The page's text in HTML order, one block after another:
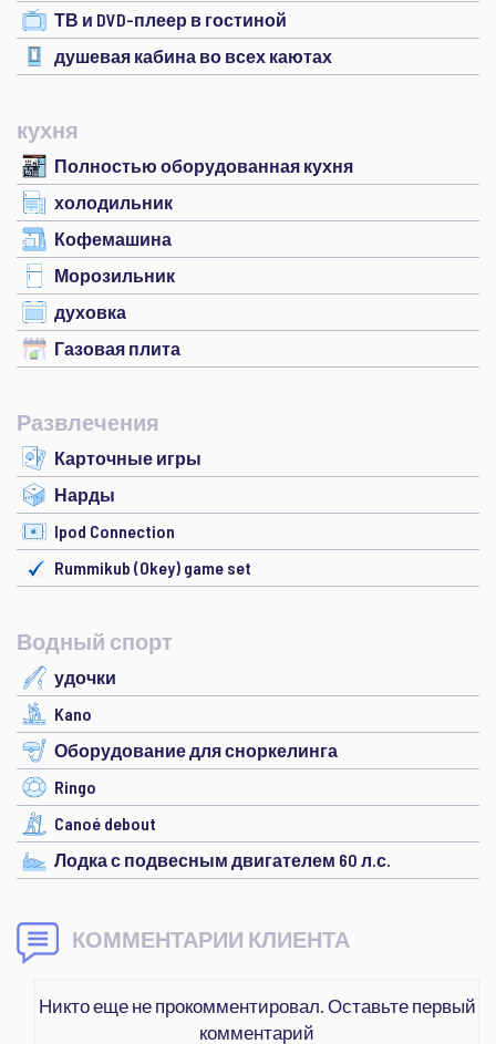
ТВ и DVD-плеер в гостиной
душевая кабина во всех каютах
кухня
Полностью оборудованная кухня
холодильник
Кофемашина
Морозильник
духовка
Газовая плита
Развлечения
Карточные игры
Нарды
Ipod Connection
Rummikub (Okey) game set
Водный спорт
удочки
Kano
Оборудование для сноркелинга
Ringo
Canoé debout
Лодка с подвесным двигателем 60 л.с.
КОММЕНТАРИИ КЛИЕНТА
Никто еще не прокомментировал. Оставьте первый
комментарий